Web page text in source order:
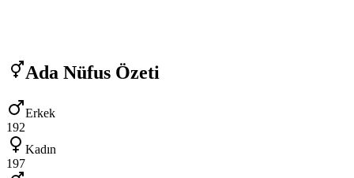
Ada Nüfus Özeti
Erkek
192
Kadın
197